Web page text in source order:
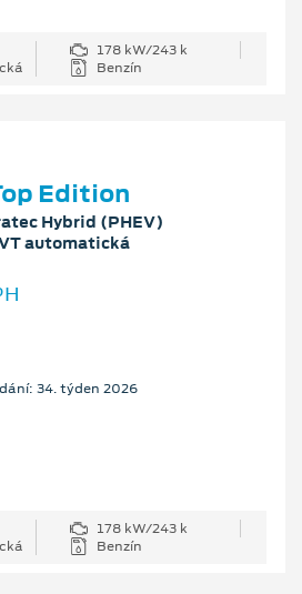
178 kW/243 k
Benzín
Edition
Hybrid (PHEV)
automatická
34. týden 2026
178 kW/243 k
Benzín